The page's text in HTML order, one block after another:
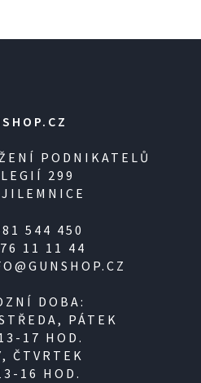
PODNIKATELŮ
299
544 450
11 11 44
DOBA:
PÁTEK
17 HOD.
ČTVRTEK
16 HOD.